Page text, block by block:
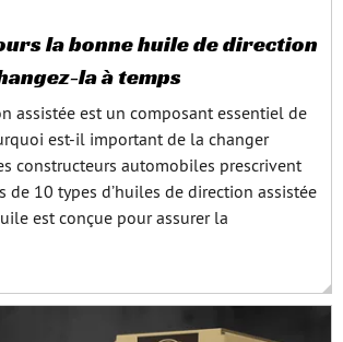
la bonne huile de direction
la à temps
assistée est un composant essentiel de
est-il important de la changer
constructeurs automobiles prescrivent
10 types d’huiles de direction assistée
est conçue pour assurer la